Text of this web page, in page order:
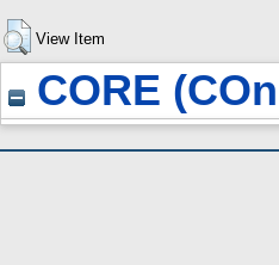
View Item
CORE